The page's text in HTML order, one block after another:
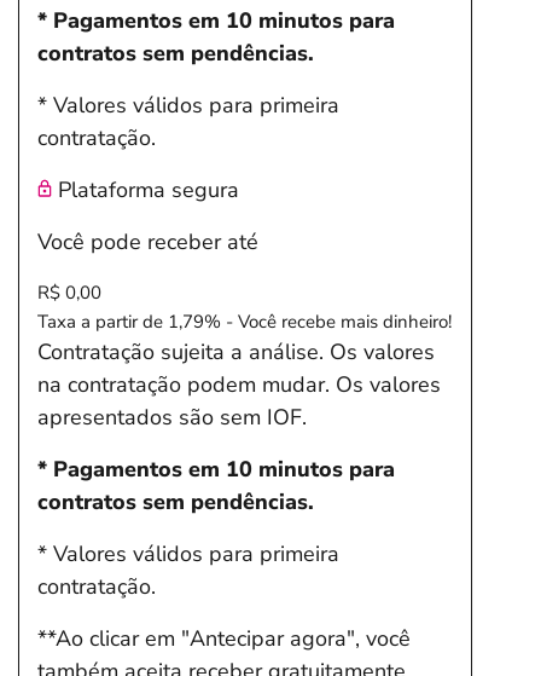
* Pagamentos em 10 minutos para
contratos sem pendências.
* Valores válidos para primeira
contratação.
Plataforma segura
Você pode receber até
R$ 0,00
Taxa a partir de 1,79% - Você recebe mais dinheiro!
Contratação sujeita a análise. Os valores
na contratação podem mudar. Os valores
apresentados são sem IOF.
* Pagamentos em 10 minutos para
contratos sem pendências.
* Valores válidos para primeira
contratação.
**Ao clicar em "Antecipar agora", você